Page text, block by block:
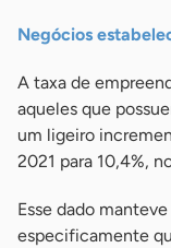
Negócios
A taxa de
aqueles que
um ligeiro
2021 para 10,4%,
Esse dado
especificamente